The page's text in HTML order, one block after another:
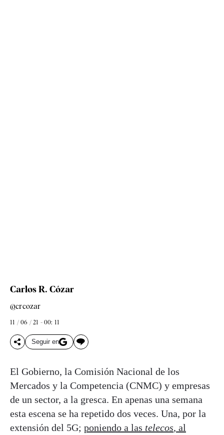
Carlos R. Cózar
@crcozar
11 / 06 / 21 - 00: 11
Seguir en
El Gobierno, la Comisión Nacional de los
Mercados y la Competencia (CNMC) y empresas
de un sector, a la gresca. En apenas una semana
esta escena se ha repetido dos veces. Una, por la
extensión del 5G; poniendo a las telecos, al